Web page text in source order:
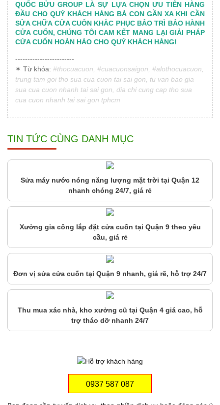
QUỐC BỬU GROUP LÀ SỰ LỰA CHỌN ƯU TIÊN HÀNG
ĐẦU CHO QUÝ KHÁCH HÀNG BÀ CON GẦN XA KHI CẦN
SỬA CHỮA CỬA CUỐN KHẮC PHỤC BẢO TRÌ BẢO HÀNH
CỬA CUỐN, CHÚNG TÔI CAM KẾT MANG LẠI GIẢI PHÁP
CỬA CUỐN HOÀN HẢO CHO QUÝ KHÁCH HÀNG!
------------------------
✶ Từ khóa: #thocuacuon, #cuacuonsaigon, #alothocuacuon,
trung tam goi tho sua cua cuon tai sai gon, tu van bao gia
sua cua cuon nhanh tai sai gon, dia chi cung cap tho sua
cua cuon nhanh tai sai gon tphcm
TIN TỨC CÙNG DANH MỤC
Sửa máy nước nóng năng lượng mặt trời tại Quận 12
nhanh chóng 24/7, giá rẻ
Xưởng gia công lắp đặt cửa cuốn tại Quận 9 theo yêu
cầu, giá rẻ
Đơn vị sửa cửa cuốn tại Quận 9 nhanh, giá rẽ, hỗ trợ 24/7
Thu mua xác nhà, kho xưởng cũ tại Quận 4 giá cao, hỗ
trợ tháo dỡ nhanh 24/7
0937 587 087